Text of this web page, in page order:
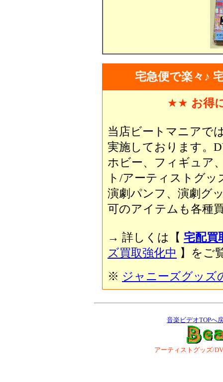
宅急便で楽々♪
★★ お得
当店ビートマニアで
実施しております。
ホビー、フィギュア
ト/アーティストグッ
演劇パンフ、演劇グ
可のアイテムも各種
→ 詳しくは【 宅配買
ズ買取強化中 】をご
※ ジャニーズグッズ
音楽ビデオTOPへ
アーティストグッズ/